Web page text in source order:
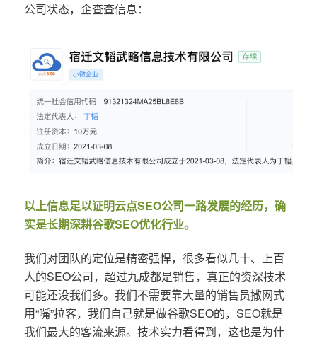
公司状态，企查查信息：
以上信息足以证明云点SEO公司一路发展的经历，确
实是长期深耕谷歌SEO优化行业。
我们对团队的定位是精密强悍，很多看似几十、上百
人的SEO公司，超过九成都是销售，真正的资深技术
可能还没我们多。我们不需要靠大量的销售员撒网式
用“嘴”拉客，我们自己就是做谷歌SEO的，SEO就是
我们最大的客流来源。技术实力看得到，这也是为什